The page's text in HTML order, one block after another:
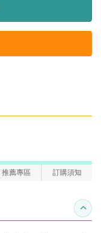
推薦專區 訂購須知
收合